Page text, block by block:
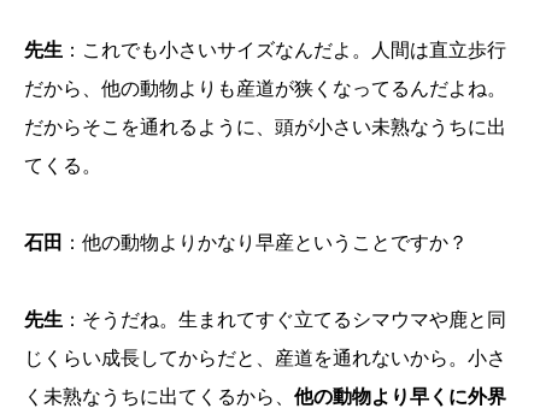
先生 ：これでも小さいサイズなんだよ。人間は直立歩行
だから、他の動物よりも産道が狭くなってるんだよね。
だからそこを通れるように、頭が小さい未熟なうちに出
てくる。
石田 ：他の動物よりかなり早産ということですか？
先生 ：そうだね。生まれてすぐ立てるシマウマや鹿と同
じくらい成長してからだと、産道を通れないから。小さ
く未熟なうちに出てくるから、 他の動物より早くに外界